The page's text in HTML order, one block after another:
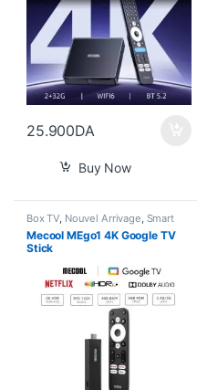
25.900DA
Buy Now
Box TV, Nouvel Arrivage, Smart
Home
Mecool MEgo1 4K Google TV
Stick